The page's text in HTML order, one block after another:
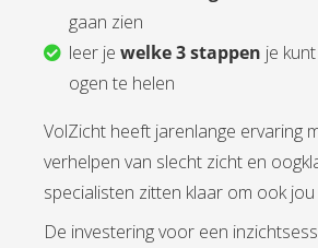
gaan zien
leer jewelke 3 stappen je
ogen te helen
VolZicht heeft jarenlange ervaring
verhelpen van slecht zicht en
specialisten zitten klaar om ook
De investering voor een